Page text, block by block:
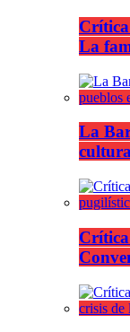
Crítica
La
La
Crítica